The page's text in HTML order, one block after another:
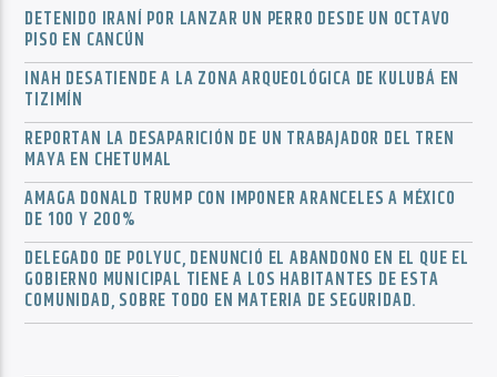
DETENIDO IRANÍ POR LANZAR UN PERRO DESDE UN OCTAVO
PISO EN CANCÚN
INAH DESATIENDE A LA ZONA ARQUEOLÓGICA DE KULUBÁ EN
TIZIMÍN
REPORTAN LA DESAPARICIÓN DE UN TRABAJADOR DEL TREN
MAYA EN CHETUMAL
AMAGA DONALD TRUMP CON IMPONER ARANCELES A MÉXICO
DE 100 Y 200%
DELEGADO DE POLYUC, DENUNCIÓ EL ABANDONO EN EL QUE EL
GOBIERNO MUNICIPAL TIENE A LOS HABITANTES DE ESTA
COMUNIDAD, SOBRE TODO EN MATERIA DE SEGURIDAD.